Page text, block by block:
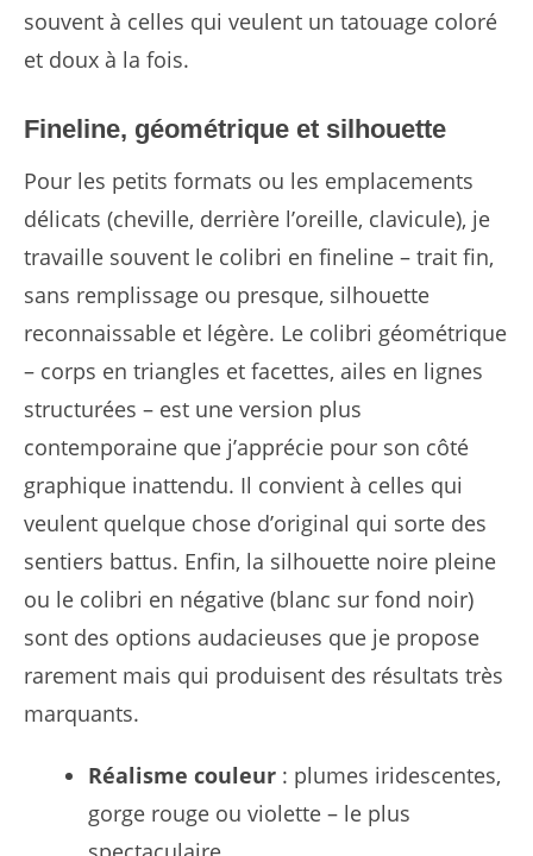
souvent à celles qui veulent un tatouage coloré
et doux à la fois.
Fineline, géométrique et silhouette
Pour les petits formats ou les emplacements
délicats (cheville, derrière l’oreille, clavicule), je
travaille souvent le colibri en fineline – trait fin,
sans remplissage ou presque, silhouette
reconnaissable et légère. Le colibri géométrique
– corps en triangles et facettes, ailes en lignes
structurées – est une version plus
contemporaine que j’apprécie pour son côté
graphique inattendu. Il convient à celles qui
veulent quelque chose d’original qui sorte des
sentiers battus. Enfin, la silhouette noire pleine
ou le colibri en négative (blanc sur fond noir)
sont des options audacieuses que je propose
rarement mais qui produisent des résultats très
marquants.
Réalisme couleur : plumes iridescentes,
gorge rouge ou violette – le plus